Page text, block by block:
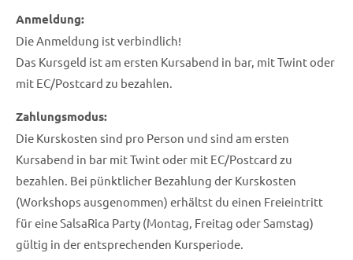
Anmeldung:
Die Anmeldung ist verbindlich!
Das Kursgeld ist am ersten Kursabend in bar, mit Twint oder
mit EC/Postcard zu bezahlen.
Zahlungsmodus:
Die Kurskosten sind pro Person und sind am ersten
Kursabend in bar mit Twint oder mit EC/Postcard zu
bezahlen. Bei pünktlicher Bezahlung der Kurskosten
(Workshops ausgenommen) erhältst du einen Freieintritt
für eine SalsaRica Party (Montag, Freitag oder Samstag)
gültig in der entsprechenden Kursperiode.